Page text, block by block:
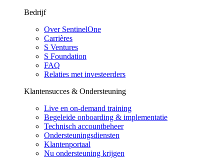
Bedrijf
Over SentinelOne
Carrières
S Ventures
S Foundation
FAQ
Relaties met investeerders
Klantensucces & Ondersteuning
Live en on-demand training
Begeleide onboarding & implementatie
Technisch accountbeheer
Ondersteuningsdiensten
Klantenportaal
Nu ondersteuning krijgen